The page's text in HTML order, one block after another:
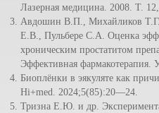
Лазерная медицина. 2008. Т.
Авдошин В.П., Михайликов
Е.В., Пульбере С.А. Оценка
хроническим простатитом
Эффективная фармакотерапия.
Биоплёнки в эякуляте как
Hi+med. 2024;5(85):20—24.
Тризна Е.Ю. и др.